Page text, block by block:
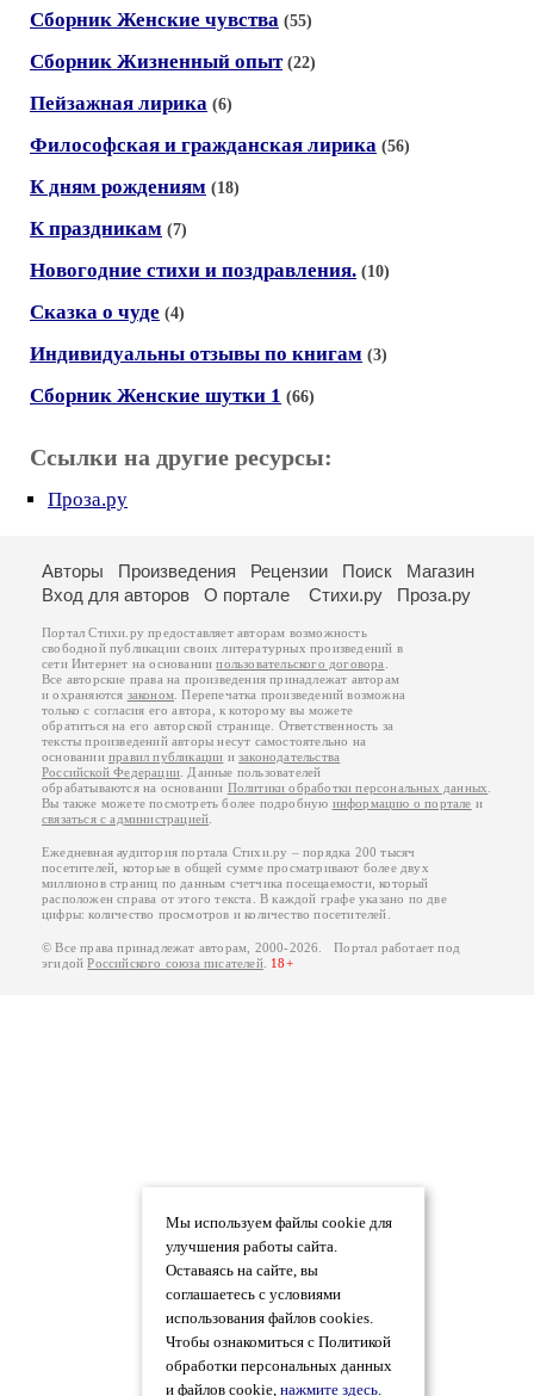
Сборник Женские чувства (55)
Сборник Жизненный опыт (22)
Пейзажная лирика (6)
Философская и гражданская лирика (56)
К дням рождениям (18)
К праздникам (7)
Новогодние стихи и поздравления. (10)
Сказка о чуде (4)
Индивидуальны отзывы по книгам (3)
Сборник Женские шутки 1 (66)
Ссылки на другие ресурсы:
Проза.ру
Мы используем файлы cookie для
улучшения работы сайта.
Оставаясь на сайте, вы
соглашаетесь с условиями
использования файлов cookies.
Чтобы ознакомиться с Политикой
обработки персональных данных
и файлов cookie, нажмите здесь.
Авторы Произведения Рецензии Поиск
Магазин
Вход для авторов
О портале Стихи.ру Проза.ру
Портал Стихи.ру предоставляет авторам возможность
свободной публикации своих литературных произведений в
сети Интернет на основаниипользовательского договора
Все авторские права на произведения принадлежат авторам
и охраняются законом . Перепечатка произведений возможна
только с согласия его автора, к которому вы можете
обратиться на его авторской странице. Ответственность за
тексты произведений авторы несут самостоятельно на
основанииправил публикации изаконодательства
Российской Федерации . Данные пользователей
обрабатываются на основании Политики обработки персональных данных
Вы также можете посмотреть более подробную информацию о портале и
связаться с администрацией
Ежедневная аудитория портала Стихи.ру – порядка 200 тысяч
посетителей, которые в общей сумме просматривают более двух
миллионов страниц по данным счетчика посещаемости, который
расположен справа от этого текста. В каждой графе указано по две
цифры: количество просмотров и количество посетителей.
© Все права принадлежат авторам, 2000-2026. Портал работает под
эгидойРоссийского союза писателей. 18+